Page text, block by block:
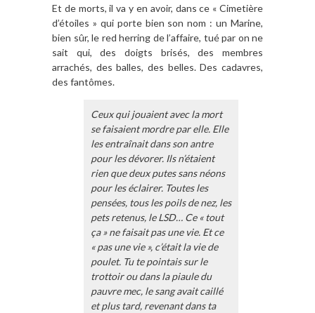
Et de morts, il va y en avoir, dans ce « Cimetière
d’étoiles » qui porte bien son nom : un Marine,
bien sûr, le red herring de l’affaire, tué par on ne
sait qui, des doigts brisés, des membres
arrachés, des balles, des belles. Des cadavres,
des fantômes.
Ceux qui jouaient avec la mort
se faisaient mordre par elle. Elle
les entraînait dans son antre
pour les dévorer. Ils n’étaient
rien que deux putes sans néons
pour les éclairer. Toutes les
pensées, tous les poils de nez, les
pets retenus, le LSD… Ce « tout
ça » ne faisait pas une vie. Et ce
« pas une vie », c’était la vie de
poulet. Tu te pointais sur le
trottoir ou dans la piaule du
pauvre mec, le sang avait caillé
et plus tard, revenant dans ta